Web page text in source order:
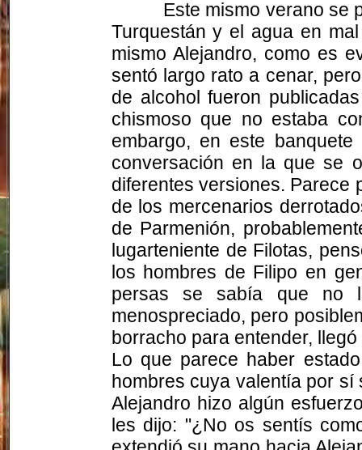
Este mismo verano se
Turquestán y el agua en
mismo Alejandro, como es
sentó largo rato a cenar,
de alcohol fueron
chismoso que no estaba
embargo, en este
conversación en la que se
diferentes versiones. Parece
de los mercenarios
de Parmenión,
lugarteniente de Filotas,
los hombres de Filipo en
persas se sabía que no
menospreciado, pero
borracho para entender,
Lo que parece haber
hombres cuya valentía por
Alejandro hizo algún
les dijo: "¿No os sentís